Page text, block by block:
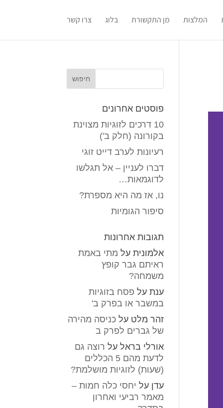
המלצות מן התקשורת בלוג צרו קשר
פוסטים אחרונים
10 דרכים לזוגיות מצוינת
בקורונה (חלק ב')
רעיונות לערב דייט זוגי
דברו לעניין – אל תגלשו
לדוגמאות…
נו, אז מה היא מספרת?
סיפור הגומיות
תגובות אחרונות
אלמונית על מתי באמת
ראיתם גבר קופץ
משמחה?
ענת על פסח בזוגיות
במשבר או בפרק ב'
זהר מלט עלכניסה מהירה
של גברים לפרק ב
אורלי בראל על רוצה גם
לדעת מהם 5 הכללים
(שעות) לזוגיות מושלמת?
עדן על יחסי כלה חמות –
מאמר רביעי ואחרון